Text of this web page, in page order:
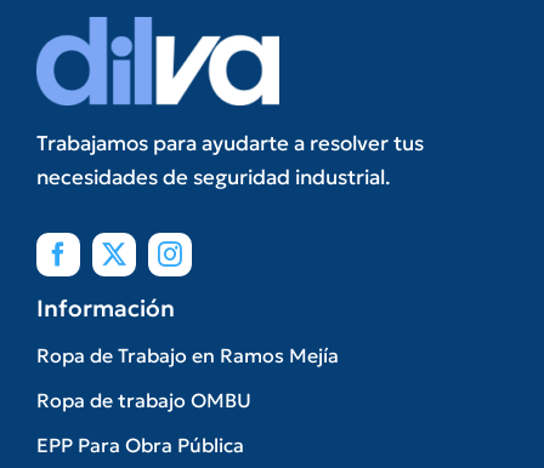
Trabajamos para ayudarte a resolver tus
necesidades de seguridad industrial.
Información
Ropa de Trabajo en Ramos Mejía
Ropa de trabajo OMBU
EPP Para Obra Pública